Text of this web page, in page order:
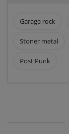
Garage rock
Stoner metal
Post Punk